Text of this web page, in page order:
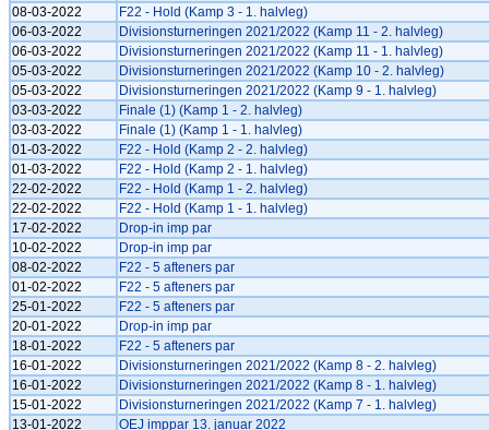
08-03-2022
F22 - Hold (Kamp 3 - 1. halvleg)
06-03-2022
Divisionsturneringen 2021/2022 (Kamp 11 - 2. halvleg)
06-03-2022
Divisionsturneringen 2021/2022 (Kamp 11 - 1. halvleg)
05-03-2022
Divisionsturneringen 2021/2022 (Kamp 10 - 2. halvleg)
05-03-2022
Divisionsturneringen 2021/2022 (Kamp 9 - 1. halvleg)
03-03-2022
Finale (1) (Kamp 1 - 2. halvleg)
03-03-2022
Finale (1) (Kamp 1 - 1. halvleg)
01-03-2022
F22 - Hold (Kamp 2 - 2. halvleg)
01-03-2022
F22 - Hold (Kamp 2 - 1. halvleg)
22-02-2022
F22 - Hold (Kamp 1 - 2. halvleg)
22-02-2022
F22 - Hold (Kamp 1 - 1. halvleg)
17-02-2022
Drop-in imp par
10-02-2022
Drop-in imp par
08-02-2022
F22 - 5 afteners par
01-02-2022
F22 - 5 afteners par
25-01-2022
F22 - 5 afteners par
20-01-2022
Drop-in imp par
18-01-2022
F22 - 5 afteners par
16-01-2022
Divisionsturneringen 2021/2022 (Kamp 8 - 2. halvleg)
16-01-2022
Divisionsturneringen 2021/2022 (Kamp 8 - 1. halvleg)
15-01-2022
Divisionsturneringen 2021/2022 (Kamp 7 - 1. halvleg)
13-01-2022
OEJ imppar 13. januar 2022